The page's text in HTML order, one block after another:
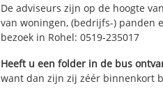
De adviseurs zijn op de hoogte
van woningen, (bedrijfs-) panden
bezoek in Rohel: 0519-235017
Heeft u een folder in de bus
want dan zijn zij zéér binnenkort